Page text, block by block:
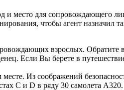
место для сопровождающего
чтобы агент назначил
взрослых. Обратите
Если Вы берете в
Из соображений
C и D в ряду 30 самолета А320.